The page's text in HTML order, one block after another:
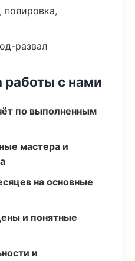
полировка,
развал
с нами
по выполненным
мастера и
на основные
и понятные
и